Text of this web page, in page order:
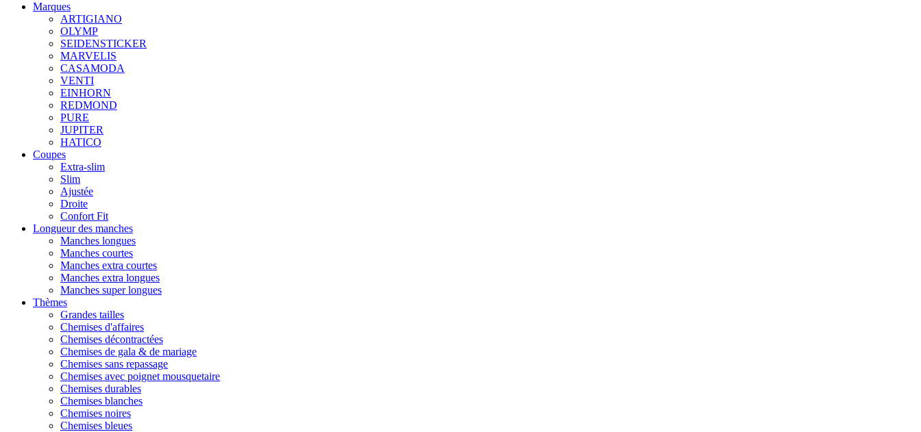
Marques
ARTIGIANO
OLYMP
SEIDENSTICKER
MARVELIS
CASAMODA
VENTI
EINHORN
REDMOND
PURE
JUPITER
HATICO
Coupes
Extra-slim
Slim
Ajustée
Droite
Confort Fit
Longueur des manches
Manches longues
Manches courtes
Manches extra courtes
Manches extra longues
Manches super longues
Thèmes
Grandes tailles
Chemises d'affaires
Chemises décontractées
Chemises de gala & de mariage
Chemises sans repassage
Chemises avec poignet mousquetaire
Chemises durables
Chemises blanches
Chemises noires
Chemises bleues